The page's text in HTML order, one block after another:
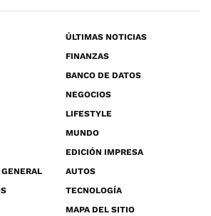
ÚLTIMAS NOTICIAS
FINANZAS
BANCO DE DATOS
NEGOCIOS
LIFESTYLE
MUNDO
EDICIÓN IMPRESA
AUTOS
TECNOLOGÍA
MAPA DEL SITIO